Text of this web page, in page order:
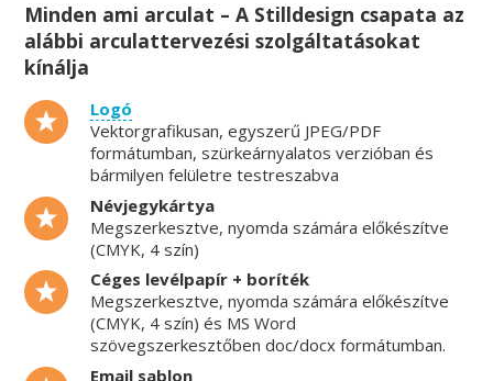
Minden ami arculat – A Stilldesign csapata az
alábbi arculattervezési szolgáltatásokat
kínálja
Logó
Vektorgrafikusan, egyszerű JPEG/PDF
formátumban, szürkeárnyalatos verzióban és
bármilyen felületre testreszabva
Névjegykártya
Megszerkesztve, nyomda számára előkészítve
(CMYK, 4 szín)
Céges levélpapír + boríték
Megszerkesztve, nyomda számára előkészítve
(CMYK, 4 szín) és MS Word
szövegszerkesztőben doc/docx formátumban.
Email sablon